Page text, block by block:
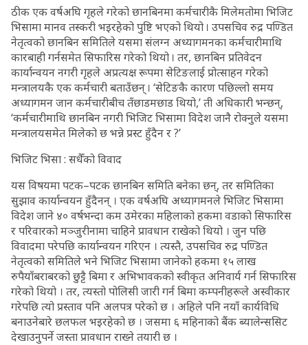
ठीक एक वर्षअघि गृहले गरेको छानबिनमा कर्मचारीकै मिलेमतोमा भिजिट
भिसामा मानव तस्करी भइरहेको पुष्टि भएको थियो । उपसचिव रुद्र पण्डित
नेतृत्वको छानबिन समितिले यसमा संलग्न अध्यागमनका कर्मचारीमाथि
कारबाही गर्नसमेत सिफारिस गरेको थियो । तर, छानबिन प्रतिवेदन
कार्यान्वयन नगरी गृहले अप्रत्यक्ष रूपमा सेटिङलाई प्रोत्साहन गरेको
मन्त्रालयकै एक कर्मचारी बताउँछन् । ‘सेटिङकै कारण पछिल्लो समय
अध्यागमन जान कर्मचारीबीच तँछाडमछाड थियो,’ ती अधिकारी भन्छन्,
‘कर्मचारीमाथि छानबिन नगरी भिजिट भिसामा विदेश जानै रोक्नुले यसमा
मन्त्रालयसमेत मिलेको छ भन्ने प्रस्ट हुँदैन र ?’
भिजिट भिसा : सधैँको विवाद
यस विषयमा पटक–पटक छानबिन समिति बनेका छन्, तर समितिका
सुझाव कार्यान्वयन हुँदैनन् । एक वर्षअघि अध्यागमनले भिजिट भिसामा
विदेश जाने ४० वर्षभन्दा कम उमेरका महिलाको हकमा वडाको सिफारिस
र परिवारको मञ्जुरीनामा चाहिने प्रावधान राखेको थियो । जुन पछि
विवादमा परेपछि कार्यान्वयन गरिएन । त्यस्तै, उपसचिव रुद्र पण्डित
नेतृत्वको समितिले भने भिजिट भिसामा जानेको हकमा १५ लाख
रुपैयाँबराबरको छुट्टै बिमा र अभिभावकको स्वीकृत अनिवार्य गर्न सिफारिस
गरेको थियो । तर, त्यस्तो पोलिसी जारी गर्न बिमा कम्पनीहरूले अस्वीकार
गरेपछि त्यो प्रस्ताव पनि अलपत्र परेको छ । अहिले पनि नयाँ कार्यविधि
बनाउनेबारे छलफल भइरहेको छ । जसमा ६ महिनाको बैंक ब्यालेन्ससिट
देखाउनुपर्ने जस्ता प्रावधान राख्ने तयारी छ ।